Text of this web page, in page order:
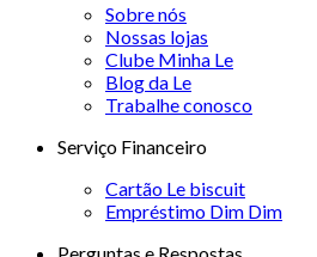
Sobre nós
Nossas lojas
Clube Minha Le
Blog da Le
Trabalhe conosco
Serviço Financeiro
Cartão Le biscuit
Empréstimo Dim Dim